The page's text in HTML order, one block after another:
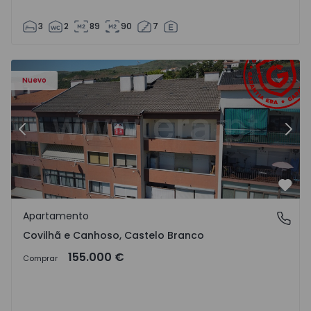
3 2 89 90 7
Nuevo
- 18
Apartamento T2 Covilhã, Covilhã e Canhoso - 1497806 -
Anterior
Covilhã e Canhoso, Castelo Branco
Apartamento
Covilhã e Canhoso, Castelo Branco
Comprar 155.000 €